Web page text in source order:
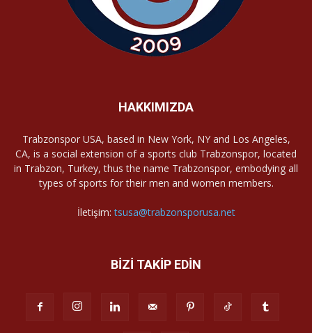
HAKKIMIZDA
Trabzonspor USA, based in New York, NY and Los Angeles,
CA, is a social extension of a sports club Trabzonspor, located
in Trabzon, Turkey, thus the name Trabzonspor, embodying all
types of sports for their men and women members.
İletişim:tsusa@trabzonsporusa.net
BİZİ TAKİP EDİN